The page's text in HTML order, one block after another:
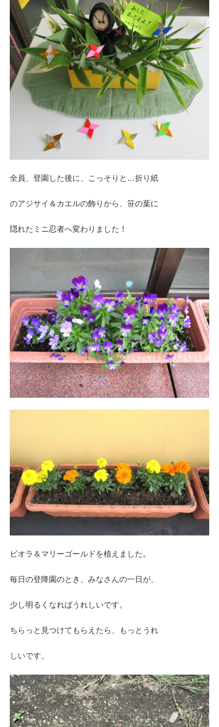
全員、登園した後に、こっそりと…折り紙
のアジサイ＆カエルの飾りから、笹の葉に
隠れたミニ忍者へ変わりました！
ビオラ＆マリーゴールドを植えました。
毎日の登降園のとき、みなさんの一日が、
少し明るくなればうれしいです。
ちらっと見つけてもらえたら、もっとうれ
しいです。